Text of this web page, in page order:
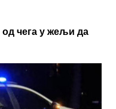
од чега у жељи да